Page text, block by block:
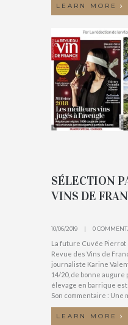
LEARN MORE
SÉLECTION
VINS DE
10/06/2019 0
La future Cuvée Pierrot
Revue des Vins de
journaliste Karine
14/20, de bonne augure
élevage en barrique est
Son commentaire :
LEARN MORE